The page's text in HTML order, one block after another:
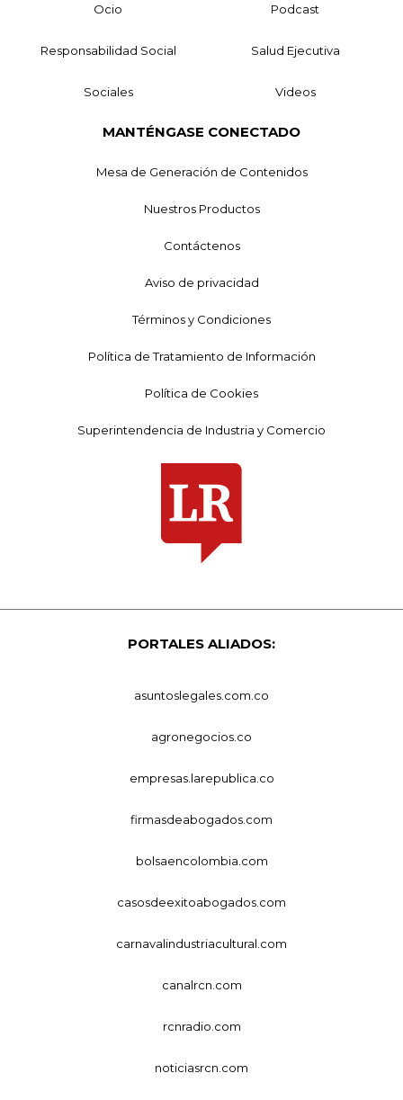
Ocio Podcast
Responsabilidad Social Salud Ejecutiva
Sociales Videos
MANTÉNGASE CONECTADO
Mesa de Generación de Contenidos
Nuestros Productos
Contáctenos
Aviso de privacidad
Términos y Condiciones
Política de Tratamiento de Información
Política de Cookies
Superintendencia de Industria y Comercio
PORTALES ALIADOS:
asuntoslegales.com.co
agronegocios.co
empresas.larepublica.co
firmasdeabogados.com
bolsaencolombia.com
casosdeexitoabogados.com
carnavalindustriacultural.com
canalrcn.com
rcnradio.com
noticiasrcn.com